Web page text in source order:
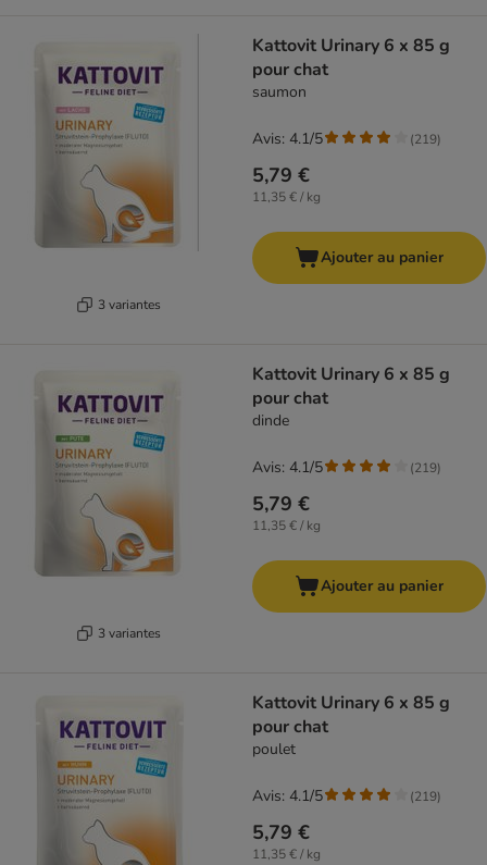
3 variantes
Kattovit Urinary 6 x 85 g
pour chat
saumon
5,79 €
11,35 € / kg
Avis: 4.1/5 (219)
Ajouter au panier
3 variantes
Kattovit Urinary 6 x 85 g
pour chat
dinde
5,79 €
11,35 € / kg
Avis: 4.1/5 (219)
Ajouter au panier
Kattovit Urinary 6 x 85 g
pour chat
poulet
5,79 €
11,35 € / kg
Avis: 4.1/5 (219)